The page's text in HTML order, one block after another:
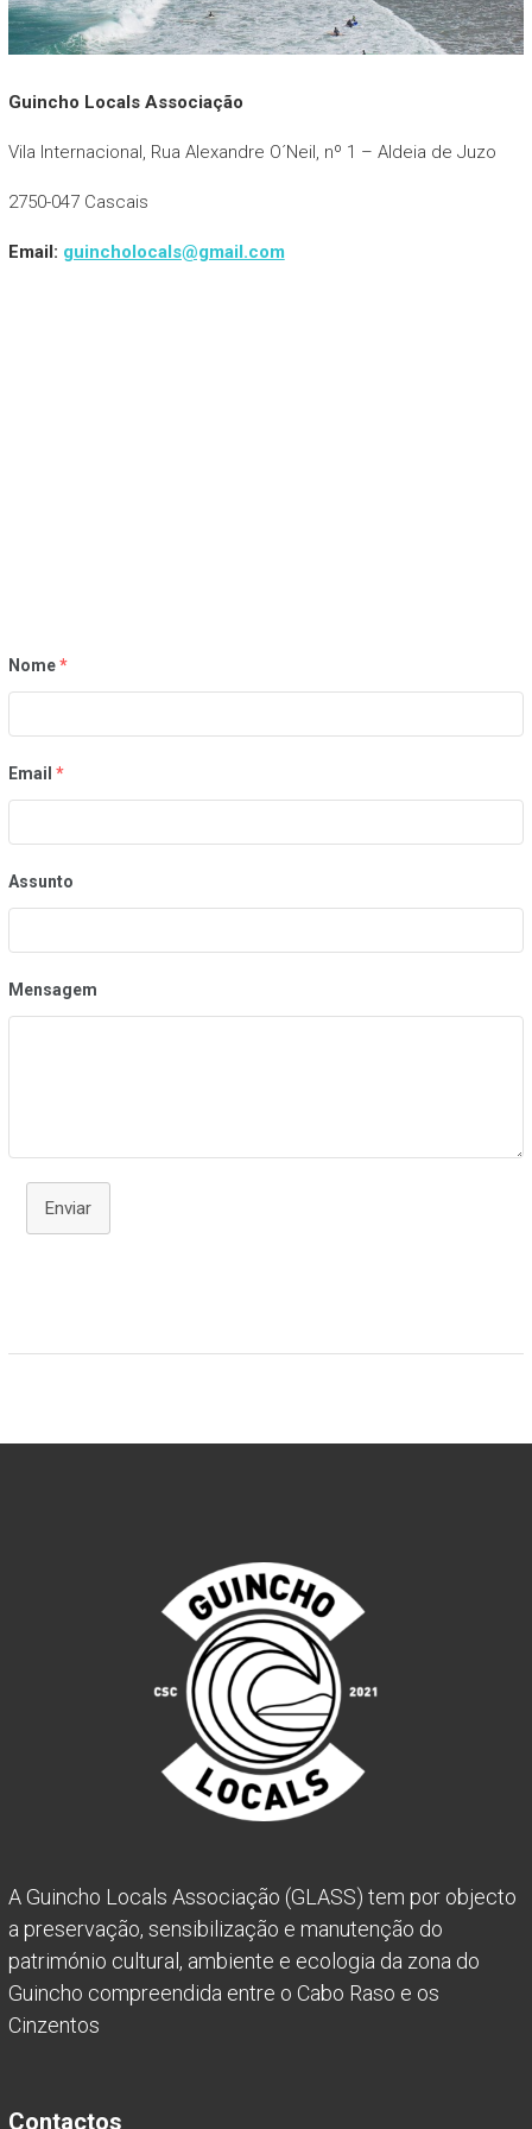
Guincho Locals Associação
Vila Internacional, Rua Alexandre O´Neil, nº 1 – Aldeia de Juzo
2750-047 Cascais
Email: guincholocals@gmail.com
Nome *
Email *
Assunto
Mensagem
Enviar
A Guincho Locals Associação (GLASS) tem por objecto
a preservação, sensibilização e manutenção do
património cultural, ambiente e ecologia da zona do
Guincho compreendida entre o Cabo Raso e os
Cinzentos
Contactos